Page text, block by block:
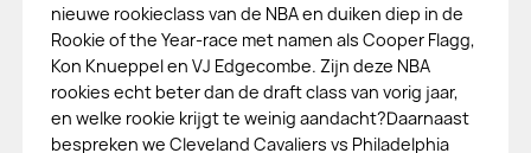
nieuwe rookieclass van de NBA en duiken diep in de
Rookie of the Year-race met namen als Cooper Flagg,
Kon Knueppel en VJ Edgecombe. Zijn deze NBA
rookies echt beter dan de draft class van vorig jaar,
en welke rookie krijgt te weinig aandacht?Daarnaast
bespreken we Cleveland Cavaliers vs Philadelphia